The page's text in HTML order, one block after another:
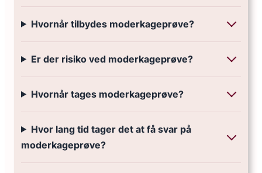
Hvornår tilbydes moderkageprøve?
Er der risiko ved moderkageprøve?
Hvornår tages moderkageprøve?
Hvor lang tid tager det at få svar på
moderkageprøve?